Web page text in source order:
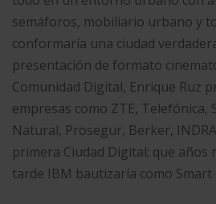
semáforos, mobiliario urbano y
conformaría una ciudad
presentación de formato
Comunidad Digital, Enrique Ruz
empresas como ZTE, Telefónica,
Natural, Prosegur, Berker,
primera Ciudad Digital; que años
tarde IBM bautizaría como Smart